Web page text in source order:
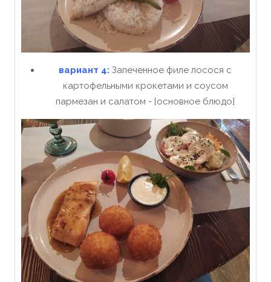
вариант 4: Запеченное филе лосося с
картофельными крокетами и соусом
пармезан и салатом - [основное блюдо]